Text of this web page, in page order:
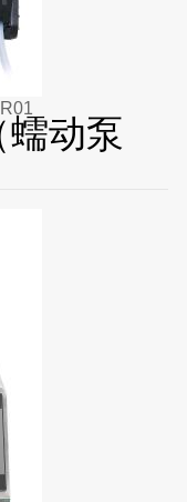
GH-DLR01
动泵